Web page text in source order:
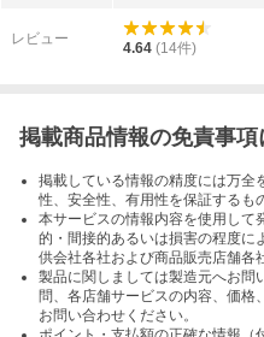
レビュー
4.64 (14件)
掲載商品情報の免責事項
掲載している情報の精度には万全
性、安全性、有用性を保証するも
本サービスの情報内容を使用して
的・間接的あるいは損害の程度に
供会社各社および商品販売店舗各
製品に関しましては製造元へお問
問、各店舗サービスの内容、価格
お問い合わせください。